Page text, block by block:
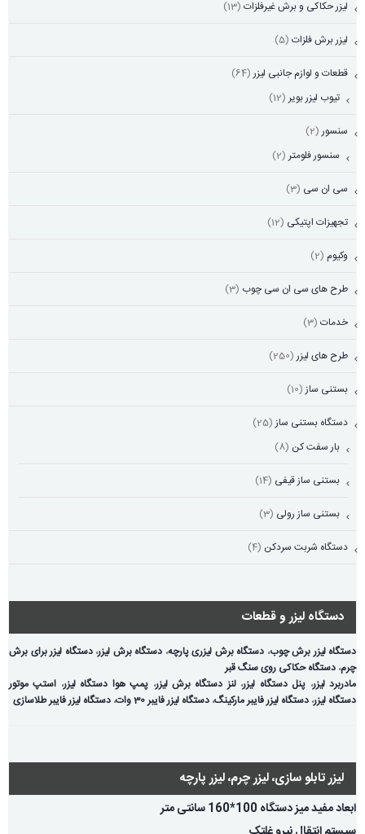
لیزر حکاکی و برش غیرفلزات (13)
لیزر برش فلزات (5)
قطعات و لوازم جانبی لیزر (64)
تیوب لیزر بویر (12)
سنسور (2)
سنسور فلومتر (2)
سی ان سی (3)
تجهیزات اپتیکی (12)
وکیوم (2)
طرح های سی ان سی چوب (3)
خدمات (3)
طرح های لیزر (250)
بستنی ساز (10)
دستگاه بستنی ساز (25)
بار سفت کن (8)
بستنی ساز قیفی (14)
بستنی ساز رولی (3)
دستگاه شربت سردکن (4)
دستگاه لیزر و قطعات
دستگاه لیزر برش چوب، دستگاه برش لیزری پارچه، دستگاه برش لیزر،دستگاه لیزر برای برش
چرم، دستگاه حکاکی روی سنگ قبر
مادربرد لیزر، پنل دستگاه لیزر،لنز دستگاه برش لیزر، پمپ هوا دستگاه لیزر، استپ موتور
دستگاه لیزر، دستگاه لیزر فایبر مارکینگ، دستگاه لیزر فایبر 30 وات ، دستگاه لیزر فایبر طلاسازی
لیزر تابلو سازی، لیزر چرم، لیزر پارچه
ابعاد مفید میز دستگاه 100*160 سانتی متر